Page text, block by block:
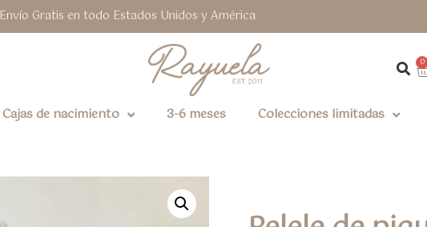
Envío Gratis en todo Estados Unidos y América
0
Cajas de nacimiento 3-6 meses Colecciones limitadas